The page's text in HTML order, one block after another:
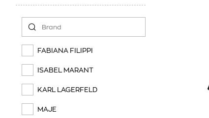
FABIANA FILIPPI
ISABEL MARANT
KARL LAGERFELD
MAJE